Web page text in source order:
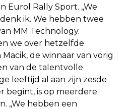
Eurol Rally Sport. ,,We
ik. We hebben twee
MM Technology.
we over hetzelfde
de winnaar van vorig
van de talentvolle
leeftijd al aan zijn zesde
begint, is op meerdere
,,We hebben een